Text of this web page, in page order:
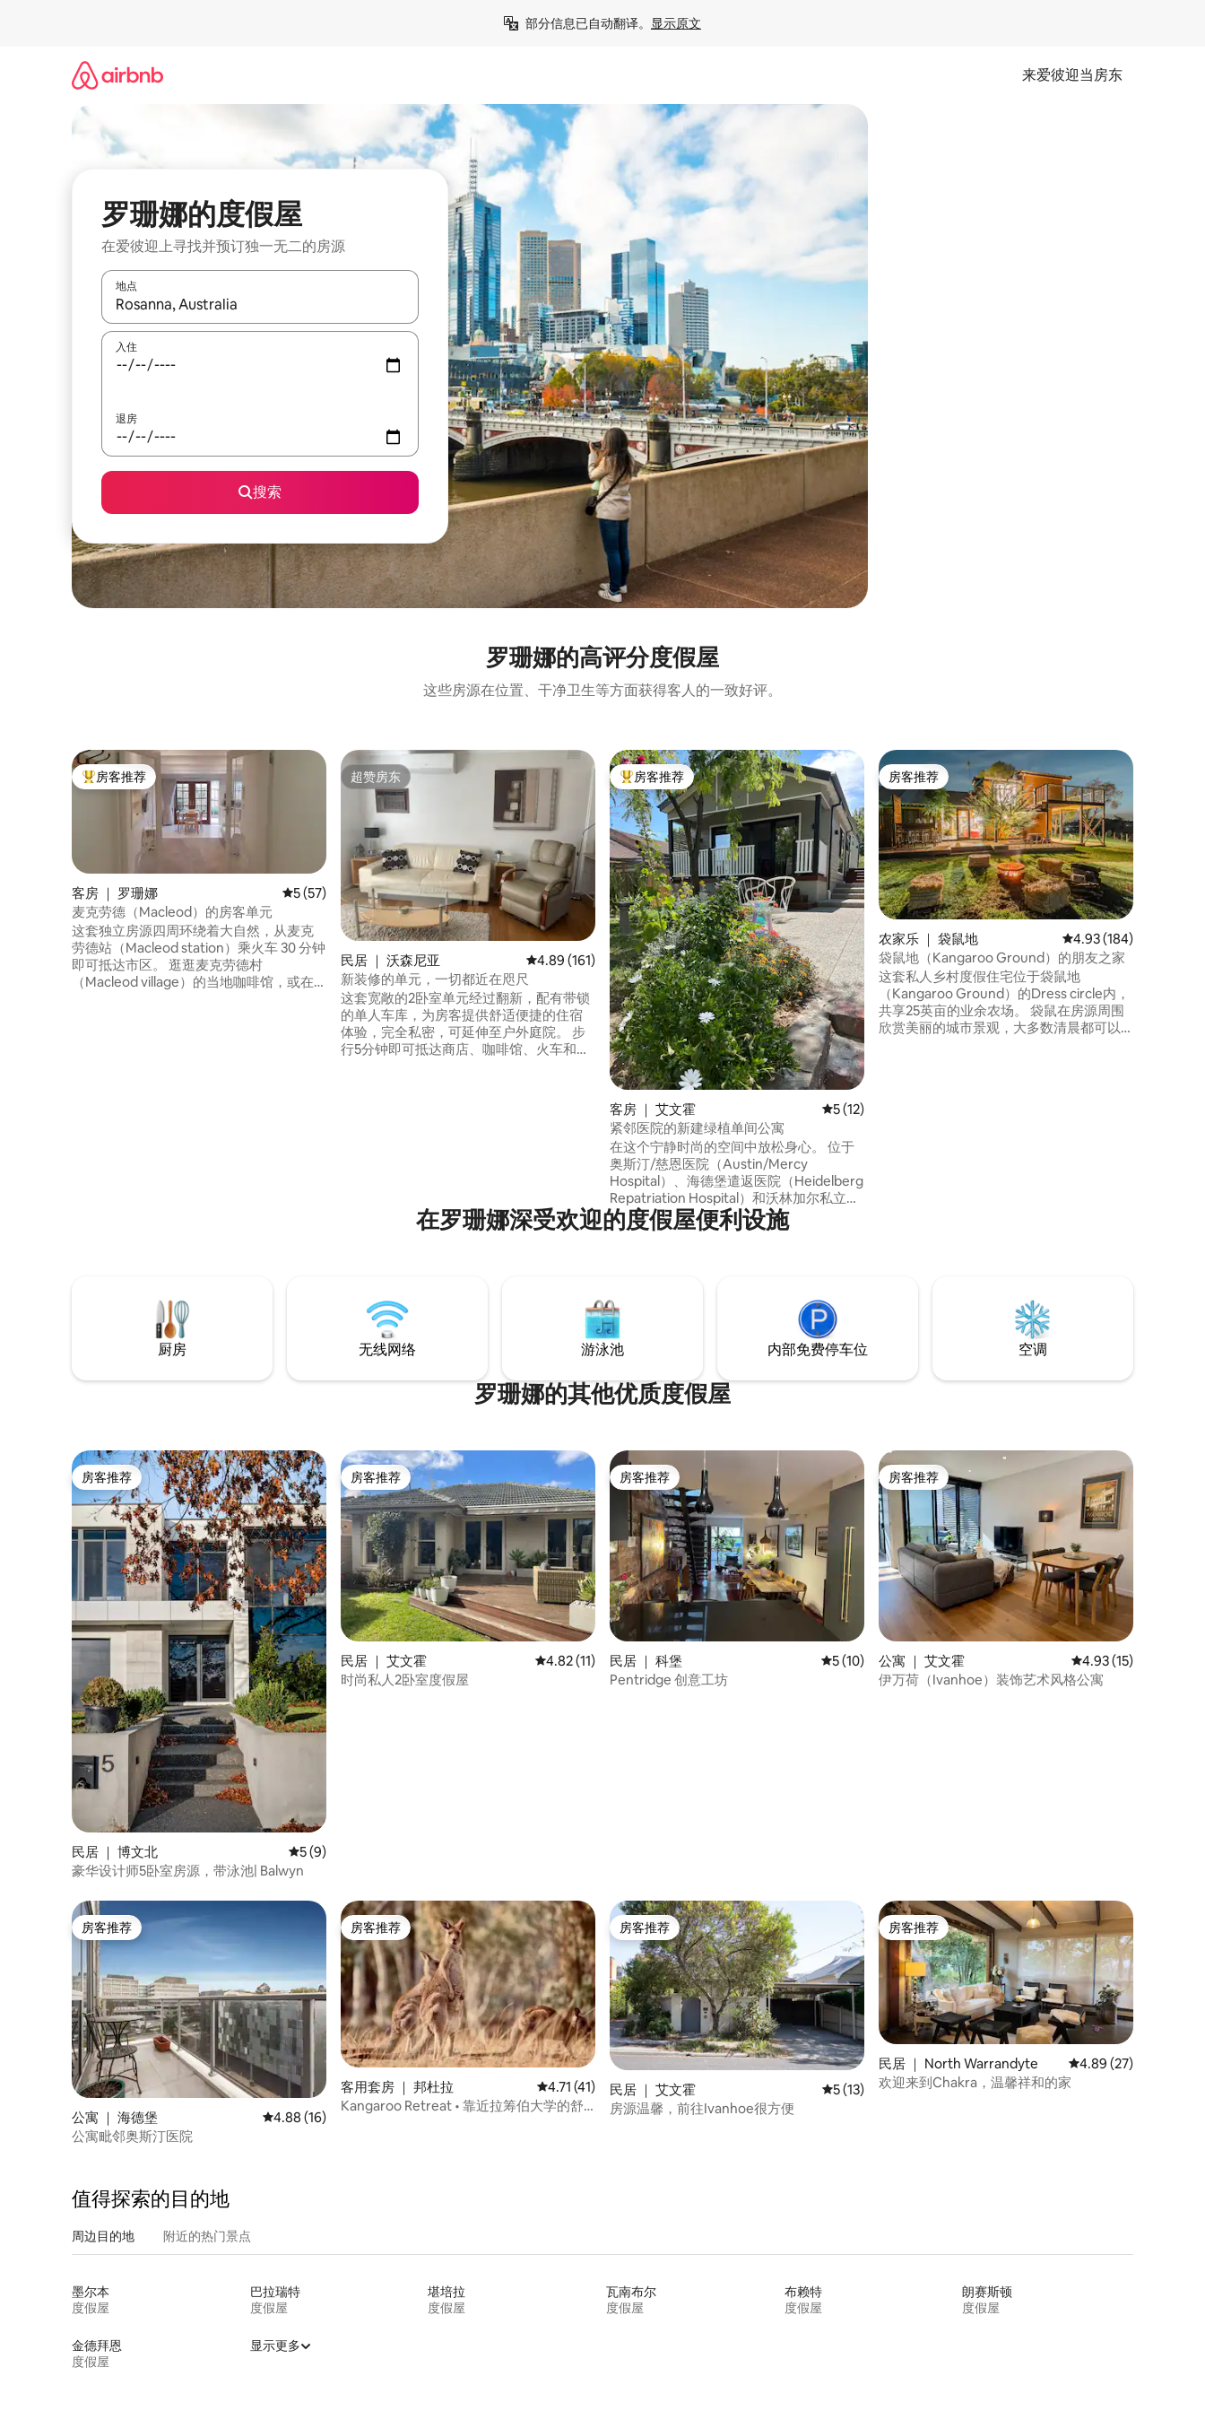
部分信息已自动翻译。 显示原文
来爱彼迎当房东
罗珊娜的度假屋
在爱彼迎上寻找并预订独一无二的房源
地点
如有搜索结果，请使用上下方向键查看，或通过点击或滑动手势浏览。
入住
退房
搜索
罗珊娜的高评分度假屋
这些房源在位置、干净卫生等方面获得客人的一致好评。
热门「房客推荐」
房客推荐
客房 ｜ 罗珊娜 平均评分 5 分（满分 5 分），共 57 条评价
5 (57)
麦克劳德（Macleod）的房客单元
这套独立房源四周环绕着大自然，从麦克
劳德站（Macleod station）乘火车 30 分钟
即可抵达市区。 逛逛麦克劳德村
（Macleod village）的当地咖啡馆，或在
超赞房东
超赞房东
民居 ｜ 沃森尼亚 平均评分 4.89 分（满分 5 分），共 161 条评价
4.89 (161)
新装修的单元，一切都近在咫尺
这套宽敞的2卧室单元经过翻新，配有带锁
的单人车库，为房客提供舒适便捷的住宿
体验，完全私密，可延伸至户外庭院。 步
行5分钟即可抵达商店、咖啡馆、火车和公
热门「房客推荐」
房客推荐
客房 ｜ 艾文霍 平均评分 5 分（满分 5 分），共 12 条评价
5 (12)
紧邻医院的新建绿植单间公寓
在这个宁静时尚的空间中放松身心。 位于
奥斯汀/慈恩医院（Austin/Mercy
Hospital）、海德堡遣返医院（Heidelberg
Repatriation Hospital）和沃林加尔私立医
院（Warringal Private Hospital）门口，附
近有咖啡馆，可乘坐公共交通工具直达中
括安全的院内停车位。 不适合幼儿入住。
房客推荐
房客推荐
农家乐 ｜ 袋鼠地 平均评分 4.93 分（满
4.93 (184)
袋鼠地（Kangaroo Ground）的朋友之家
这套私人乡村度假住宅位于袋鼠地
（Kangaroo Ground）的Dress circle内，
共享25英亩的业余农场。 袋鼠在房源周围
欣赏美丽的城市景观，大多数清晨都可以
在罗珊娜深受欢迎的度假屋便利设施
厨房 无线网络 游泳池 内部免费停车位 空调
罗珊娜的其他优质度假屋
房客推荐
房客推荐
民居 ｜ 博文北 平均评分 5 分（满分 5 分），共 9 条评价
5 (9)
豪华设计师5卧室房源，带泳池| Balwyn
房客推荐
房客推荐
民居 ｜ 艾文霍 平均评分 4.82 分（满分 5 分），共 11 条评价
4.82 (11)
时尚私人2卧室度假屋
房客推荐
房客推荐
民居 ｜ 科堡 平均评分 5 分（满分 5 分），共 10 条评价
5 (10)
Pentridge 创意工坊
房客推荐
房客推荐
公寓 ｜ 艾文霍 平均评分 4.93 分（满
4.93 (15)
伊万荷（Ivanhoe）装饰艺术风格公寓
房客推荐
房客推荐
公寓 ｜ 海德堡 平均评分 4.88 分（满分 5 分），共 16 条评价
4.88 (16)
公寓毗邻奥斯汀医院
房客推荐
房客推荐
客用套房 ｜ 邦杜拉 平均评分 4.71 分（满分 5 分），共 41 条评价
4.71 (41)
Kangaroo Retreat • 靠近拉筹伯大学的舒
房客推荐
房客推荐
民居 ｜ 艾文霍 平均评分 5 分（满分 5 分），共 13 条评价
5 (13)
房源温馨，前往Ivanhoe很方便
房客推荐
房客推荐
民居 ｜ North Warrandyte 平均评分 4.89 分（满
4.89 (27)
欢迎来到Chakra，温馨祥和的家
值得探索的目的地
周边目的地 附近的热门景点
墨尔本
度假屋
巴拉瑞特
度假屋
堪培拉
度假屋
瓦南布尔
度假屋
布赖特
度假屋
朗赛斯顿
度假屋
金德拜恩
度假屋
显示更多